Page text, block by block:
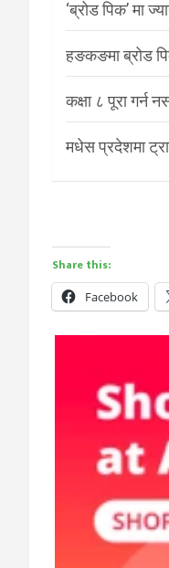
‘ब्रोड पिक’ मा
हङकङमा ब्रोड
कक्षा ८ पूरा गर्न
मधेस प्रदेशमा
Share this:
Facebook